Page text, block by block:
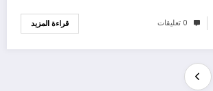
0 تعليقات قراءة المزيد